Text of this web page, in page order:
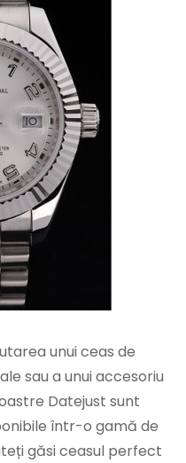
unui ceas de
sau a unui accesoriu
Datejust sunt
într-o gamă de
găsi ceasul perfect